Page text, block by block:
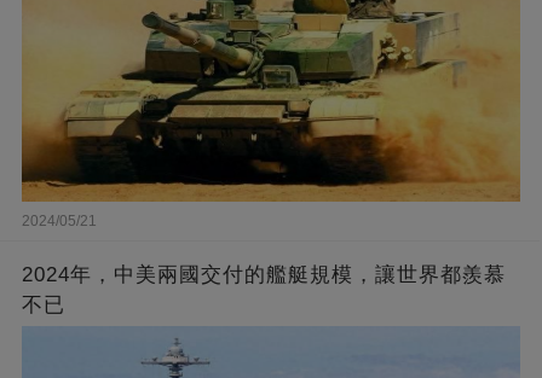
2024/05/21
2024年，中美兩國交付的艦艇規模，讓世界都羨慕
不已